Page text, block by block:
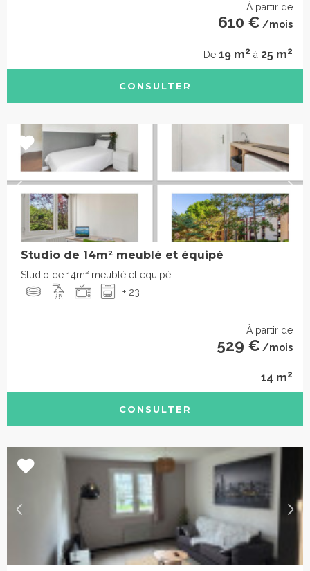
À partir de
610 € /mois
De 19 m2 à 25 m2
CONSULTER
Studio de 14m² meublé et équipé
Studio de 14m² meublé et équipé
+ 23
À partir de
529 € /mois
14 m2
CONSULTER